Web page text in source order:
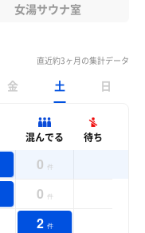
女湯サウナ室
直近約3ヶ月の集計データ
金 土 日
混んでる 待ち
0 件
0 件
2 件